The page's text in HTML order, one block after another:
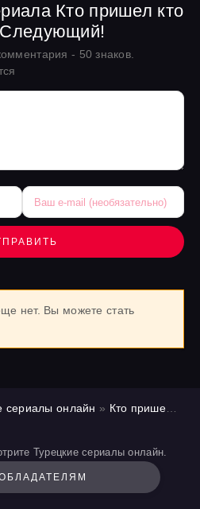
Кто пришел кто
- 50 знаков.
нет. Вы можете стать
сериалы онлайн » Кто пришел кто ушел / Спасибо. Следующий!
Турецкие сериалы онлайн.